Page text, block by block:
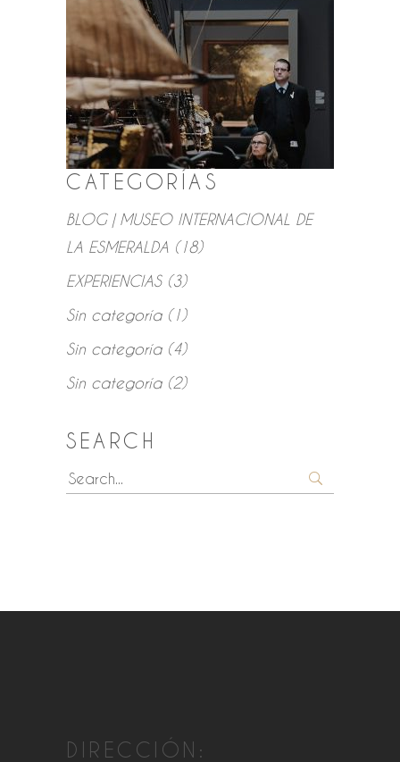
CATEGORÍAS
BLOG | MUSEO INTERNACIONAL DE
LA ESMERALDA (18)
EXPERIENCIAS(3)
Sin categoría(1)
Sin categoría(4)
Sin categoría(2)
SEARCH
Search
for:
DIRECCIÓN: